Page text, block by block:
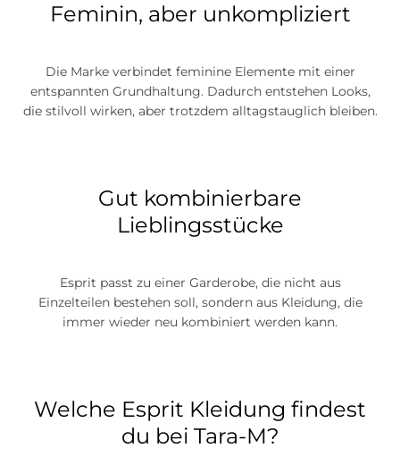
Feminin, aber unkompliziert
Die Marke verbindet feminine Elemente mit einer
entspannten Grundhaltung. Dadurch entstehen Looks,
die stilvoll wirken, aber trotzdem alltagstauglich bleiben.
Gut kombinierbare
Lieblingsstücke
Esprit passt zu einer Garderobe, die nicht aus
Einzelteilen bestehen soll, sondern aus Kleidung, die
immer wieder neu kombiniert werden kann.
Welche Esprit Kleidung findest
du bei Tara-M?